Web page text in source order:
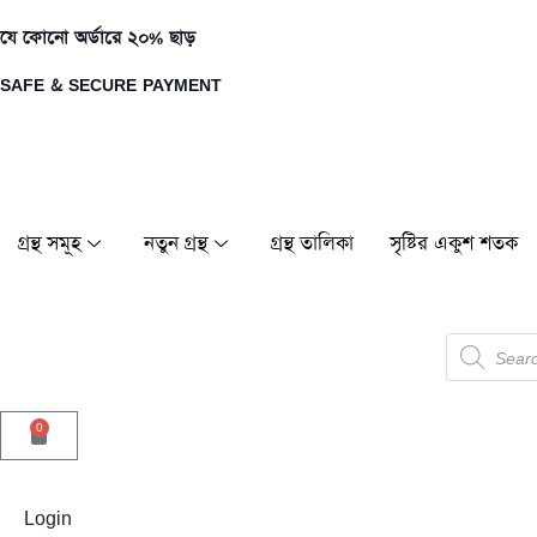
যে কোনো অর্ডারে ২০% ছাড়
SAFE & SECURE PAYMENT
গ্রন্থ সমূহ নতুন গ্রন্থ গ্রন্থ তালিকা সৃষ্টির একুশ শতক
0
Login